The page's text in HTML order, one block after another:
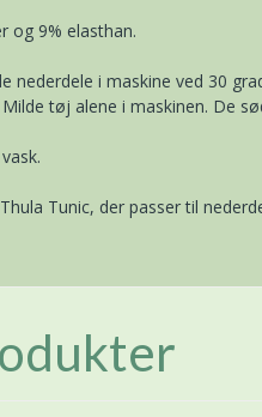
og 9% elasthan.
nederdele i maskine ved 30
tøj alene i maskinen. De
Tunic, der passer til